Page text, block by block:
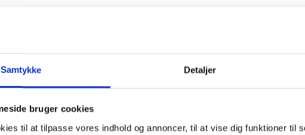
Samtykke Detaljer
bruger cookies
til at tilpasse vores indhold og annoncer, til at vise dig funktioner til